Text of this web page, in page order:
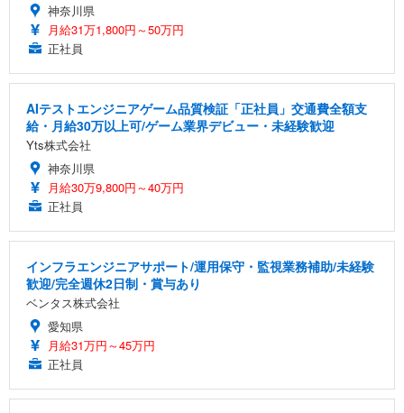
神奈川県
月給31万1,800円～50万円
正社員
AIテストエンジニアゲーム品質検証「正社員」交通費全額支
給・月給30万以上可/ゲーム業界デビュー・未経験歓迎
Yts株式会社
神奈川県
月給30万9,800円～40万円
正社員
インフラエンジニアサポート/運用保守・監視業務補助/未経験
歓迎/完全週休2日制・賞与あり
ベンタス株式会社
愛知県
月給31万円～45万円
正社員